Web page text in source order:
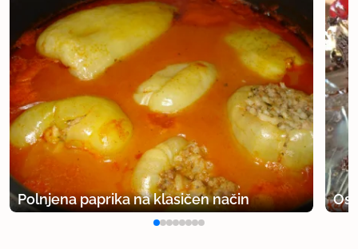
Polnjena paprika na klasičen način